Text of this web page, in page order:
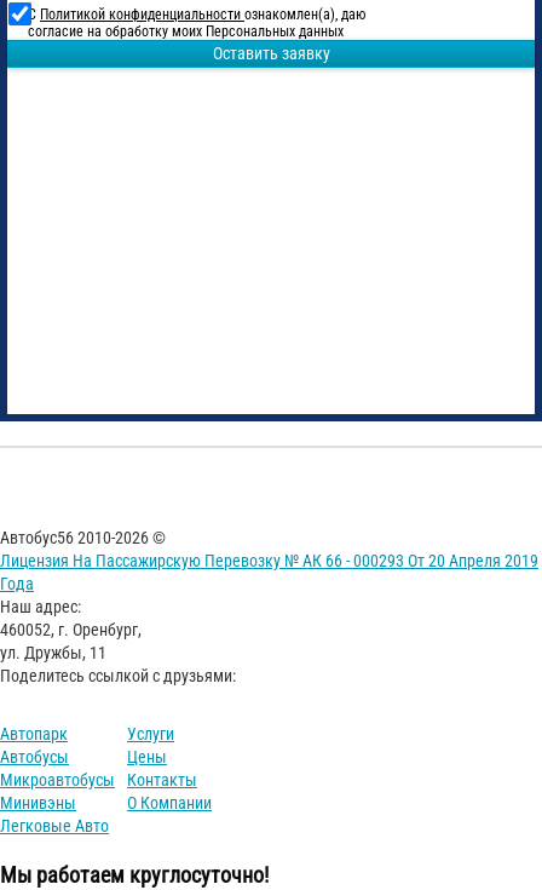
С Политикой конфиденциальности ознакомлен(а), даю
согласие на обработку моих Персональных данных
Оставить заявку
Автобус56 2010-2026 ©
Лицензия На Пассажирскую Перевозку № АК 66 - 000293 От 20 Апреля 2019
Года
Наш адрес:
460052, г. Оренбург,
ул. Дружбы, 11
Поделитесь ссылкой с друзьями:
Автопарк
Автобусы
Микроавтобусы
Минивэны
Легковые Авто
Услуги
Цены
Контакты
О Компании
Мы работаем круглосуточно!